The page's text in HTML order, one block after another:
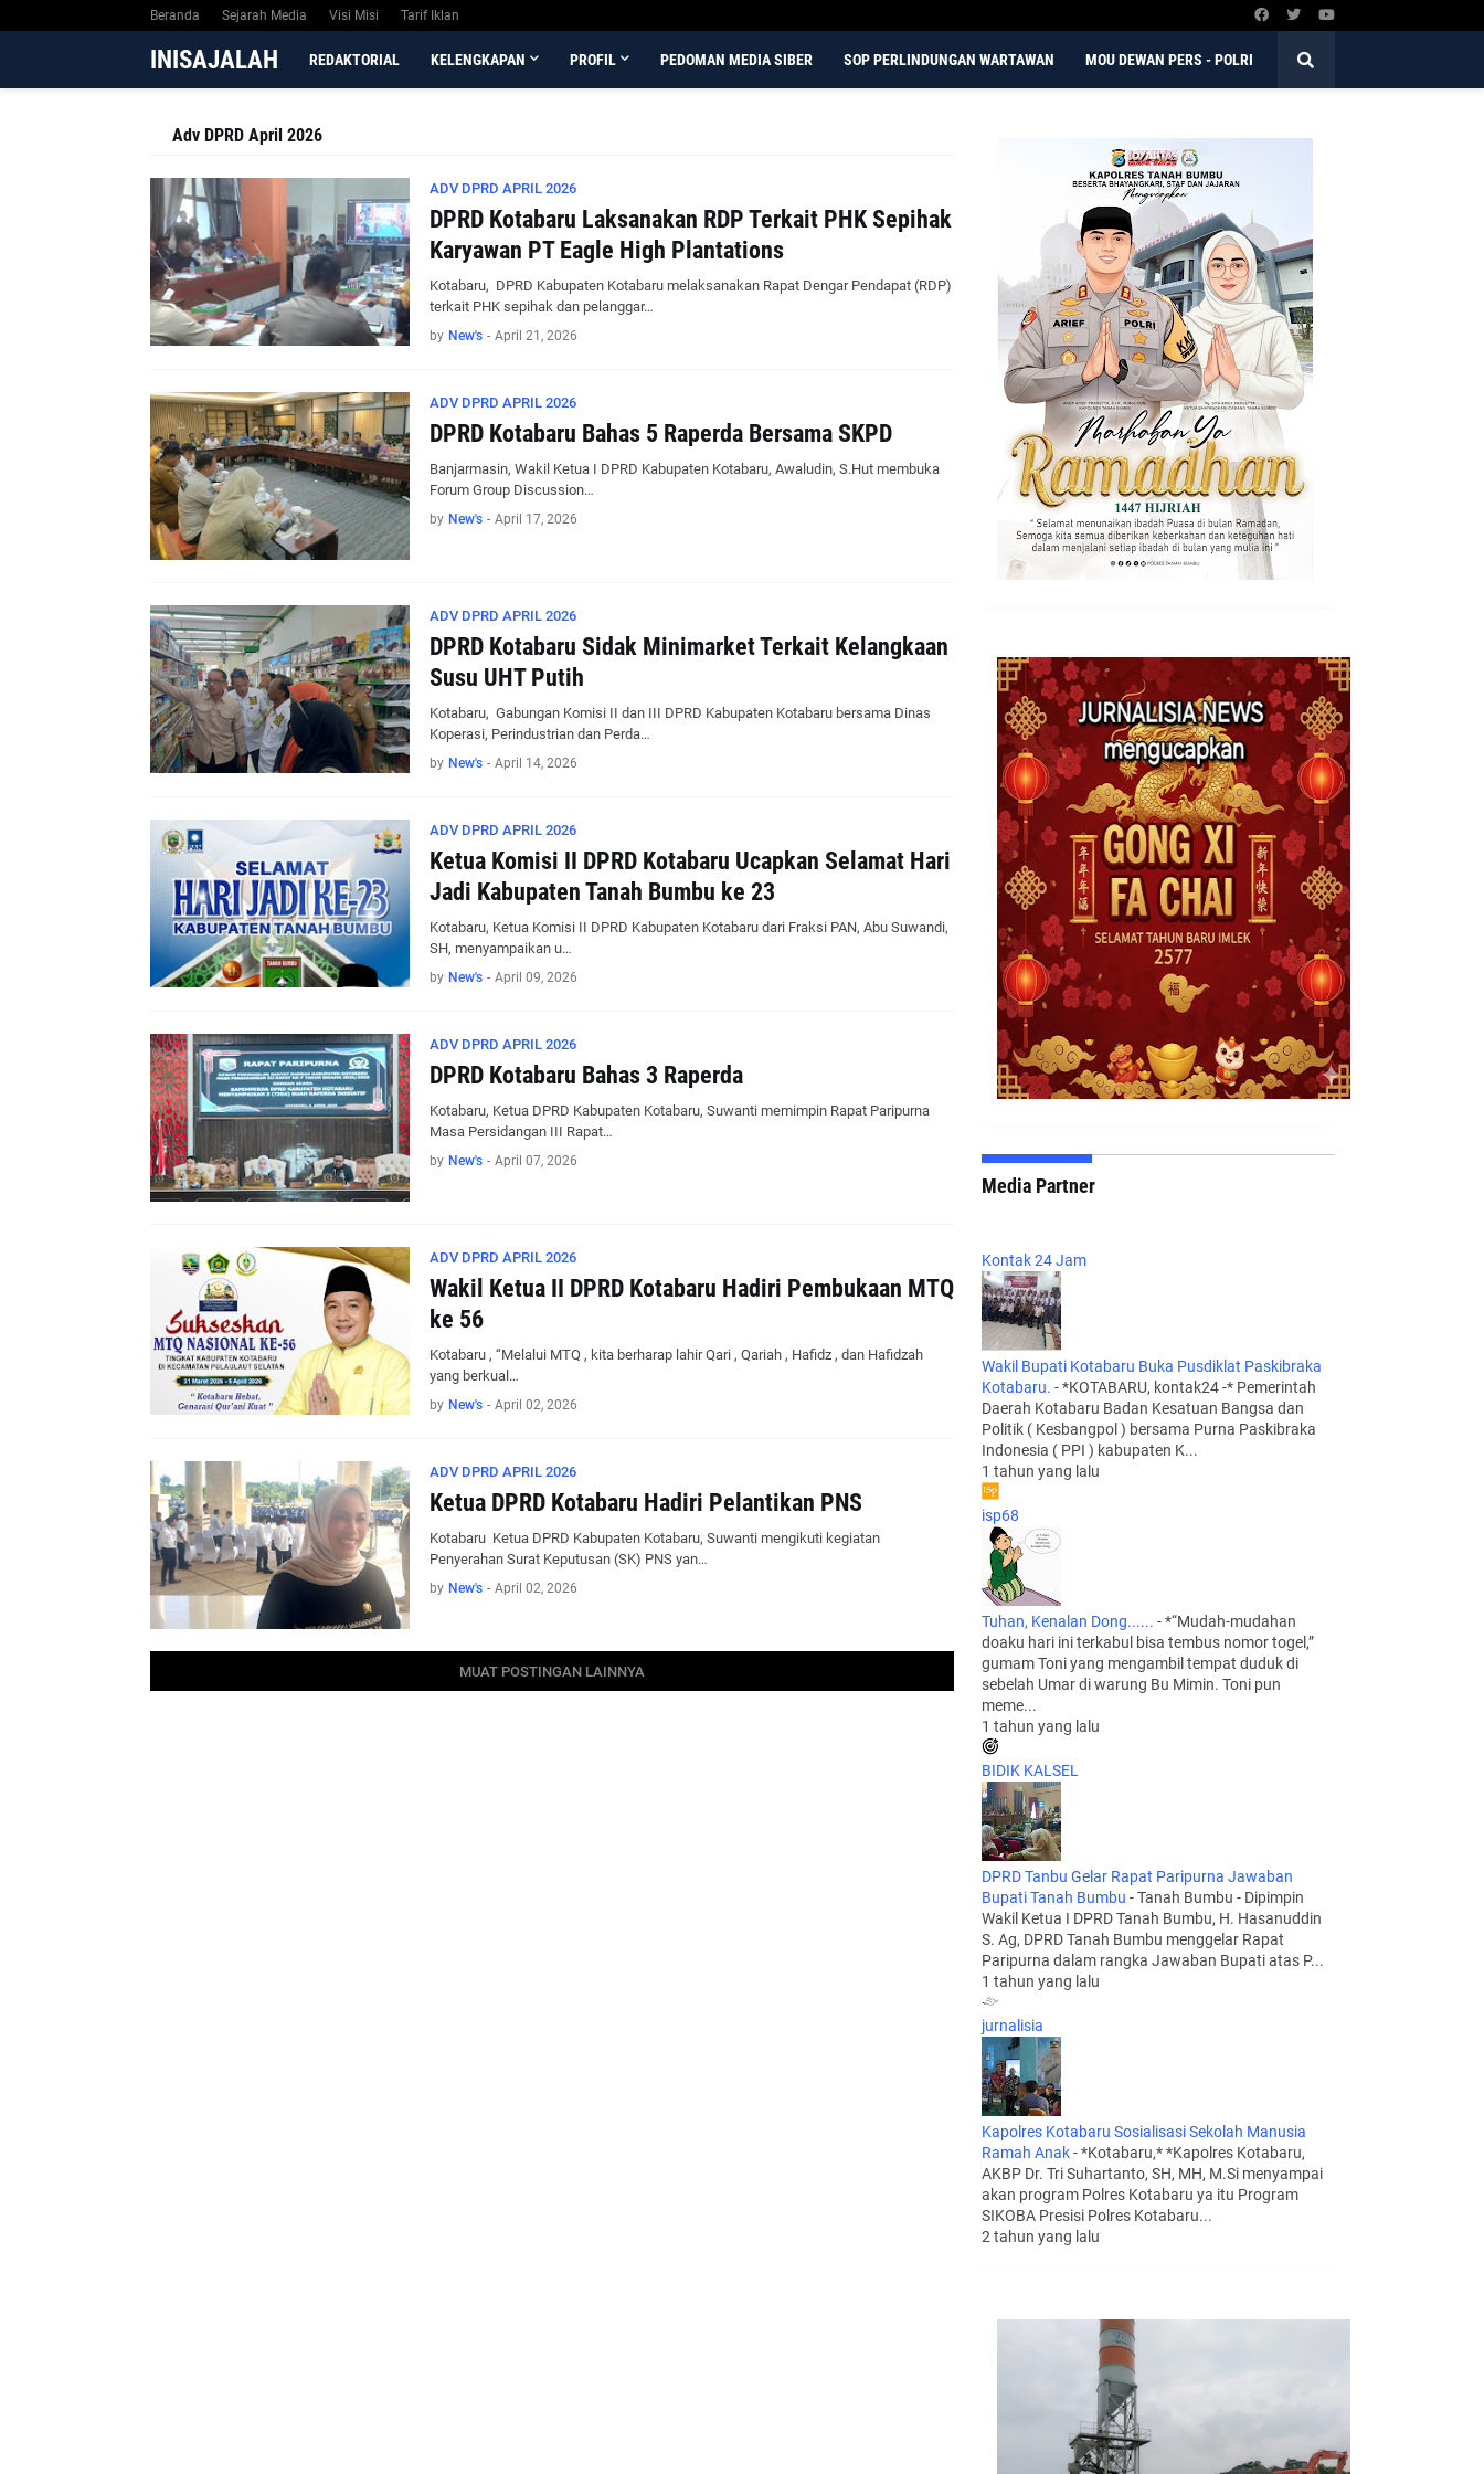
Beranda Sejarah Media Visi Misi Tarif Iklan
INISAJALAH REDAKTORIAL KELENGKAPAN PROFIL PEDOMAN MEDIA SIBER SOP PERLINDUNGAN WARTAWAN MOU DEWAN PERS - POLRI
Adv DPRD April 2026
ADV DPRD APRIL 2026
DPRD Kotabaru Laksanakan RDP Terkait PHK Sepihak
Karyawan PT Eagle High Plantations
Kotabaru, DPRD Kabupaten Kotabaru melaksanakan Rapat Dengar Pendapat (RDP)
terkait PHK sepihak dan pelanggar…
by New's - April 21, 2026
ADV DPRD APRIL 2026
DPRD Kotabaru Bahas 5 Raperda Bersama SKPD
Banjarmasin, Wakil Ketua I DPRD Kabupaten Kotabaru, Awaludin, S.Hut membuka
Forum Group Discussion…
by New's - April 17, 2026
ADV DPRD APRIL 2026
DPRD Kotabaru Sidak Minimarket Terkait Kelangkaan
Susu UHT Putih
Kotabaru, Gabungan Komisi II dan III DPRD Kabupaten Kotabaru bersama Dinas
Koperasi, Perindustrian dan Perda…
by New's - April 14, 2026
ADV DPRD APRIL 2026
Ketua Komisi II DPRD Kotabaru Ucapkan Selamat Hari
Jadi Kabupaten Tanah Bumbu ke 23
Kotabaru, Ketua Komisi II DPRD Kabupaten Kotabaru dari Fraksi PAN, Abu Suwandi,
SH, menyampaikan u…
by New's - April 09, 2026
ADV DPRD APRIL 2026
DPRD Kotabaru Bahas 3 Raperda
Kotabaru, Ketua DPRD Kabupaten Kotabaru, Suwanti memimpin Rapat Paripurna
Masa Persidangan III Rapat…
by New's - April 07, 2026
ADV DPRD APRIL 2026
Wakil Ketua II DPRD Kotabaru Hadiri Pembukaan MTQ
ke 56
Kotabaru , “Melalui MTQ , kita berharap lahir Qari , Qariah , Hafidz , dan Hafidzah
yang berkual…
by New's - April 02, 2026
ADV DPRD APRIL 2026
Ketua DPRD Kotabaru Hadiri Pelantikan PNS
Kotabaru Ketua DPRD Kabupaten Kotabaru, Suwanti mengikuti kegiatan
Penyerahan Surat Keputusan (SK) PNS yan…
by New's - April 02, 2026
MUAT POSTINGAN LAINNYA
Media Partner
Kontak 24 Jam
Wakil Bupati Kotabaru Buka Pusdiklat Paskibraka
Kotabaru. -*KOTABARU, kontak24 -* Pemerintah
Daerah Kotabaru Badan Kesatuan Bangsa dan
Politik ( Kesbangpol ) bersama Purna Paskibraka
Indonesia ( PPI ) kabupaten K...
1 tahun yang lalu
isp68
Tuhan, Kenalan Dong...... -*“Mudah-mudahan
doaku hari ini terkabul bisa tembus nomor togel,”
gumam Toni yang mengambil tempat duduk di
sebelah Umar di warung Bu Mimin. Toni pun
meme...
1 tahun yang lalu
BIDIK KALSEL
DPRD Tanbu Gelar Rapat Paripurna Jawaban
Bupati Tanah Bumbu -Tanah Bumbu - Dipimpin
Wakil Ketua I DPRD Tanah Bumbu, H. Hasanuddin
S. Ag, DPRD Tanah Bumbu menggelar Rapat
Paripurna dalam rangka Jawaban Bupati atas P...
1 tahun yang lalu
jurnalisia
Kapolres Kotabaru Sosialisasi Sekolah Manusia
Ramah Anak -*Kotabaru,* *Kapolres Kotabaru,
AKBP Dr. Tri Suhartanto, SH, MH, M.Si menyampai
akan program Polres Kotabaru ya itu Program
SIKOBA Presisi Polres Kotabaru...
2 tahun yang lalu